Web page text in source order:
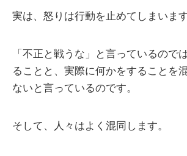
実は、怒りは行動を止めてしまいます
「不正と戦うな」と言っているので
ることと、実際に何かをすることを
ないと言っているのです。
そして、人々はよく混同します。